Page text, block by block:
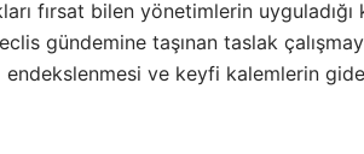
fırsat bilen yönetimlerin
gündemine taşınan taslak
endekslenmesi ve keyfi kalemlerin